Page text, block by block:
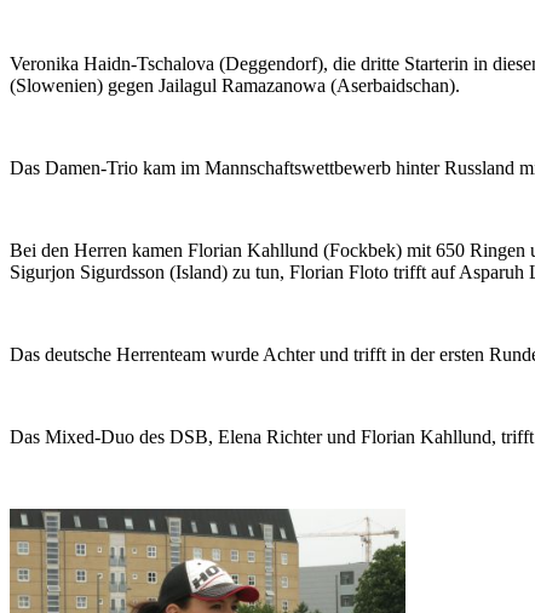
Veronika Haidn-Tschalova (Deggendorf), die dritte Starterin in
(Slowenien) gegen Jailagul Ramazanowa (Aserbaidschan).
Das Damen-Trio kam im Mannschaftswettbewerb hinter Russland
Bei den Herren kamen Florian Kahllund (Fockbek) mit 650
Sigurjon Sigurdsson (Island) zu tun, Florian Floto trifft auf
Das deutsche Herrenteam wurde Achter und trifft in der ersten
Das Mixed-Duo des DSB, Elena Richter und Florian Kahllund,